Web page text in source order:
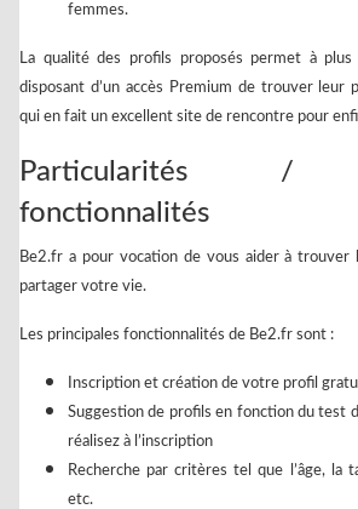
femmes.
La qualité des profils proposés permet à
disposant d’un accès Premium de trouver leur
qui en fait un excellent site de rencontre pour
Particularités /
fonctionnalités
Be2.fr a pour vocation de vous aider à trouver
partager votre vie.
Les principales fonctionnalités de Be2.fr sont :
Inscription et création de votre profil
Suggestion de profils en fonction du test
réalisez à l’inscription
Recherche par critères tel que l’âge, la
etc.